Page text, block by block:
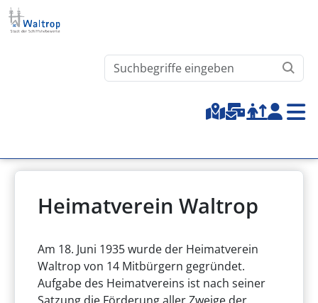
Direkt zum Inhalt
Waltrop.de durchsuchen
Top-Menu
Heimatverein Waltrop
Am 18. Juni 1935 wurde der Heimatverein
Waltrop von 14 Mitbürgern gegründet.
Aufgabe des Heimatvereins ist nach seiner